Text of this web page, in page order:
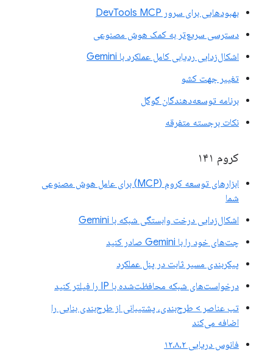
بهبودهایی برای سرور DevTools MCP
دسترسی سریع‌تر به کمک هوش مصنوعی
اشکال‌زدایی ردیابی کامل عملکرد با Gemini
تغییر جهت کشو
برنامه توسعه‌دهندگان گوگل
نکات برجسته متفرقه
کروم ۱۴۱
ابزارهای توسعه کروم (MCP) برای عامل هوش مصنوعی
شما
اشکال‌زدایی درخت وابستگی شبکه با Gemini
چت‌های خود را با Gemini صادر کنید
پیکربندی مسیر ثابت در پنل عملکرد
درخواست‌های شبکه محافظت‌شده با IP را فیلتر کنید
تب عناصر > طرح‌بندی، پشتیبانی از طرح‌بندی بنایی را
اضافه می‌کند
فانوس دریایی ۱۲.۸.۲